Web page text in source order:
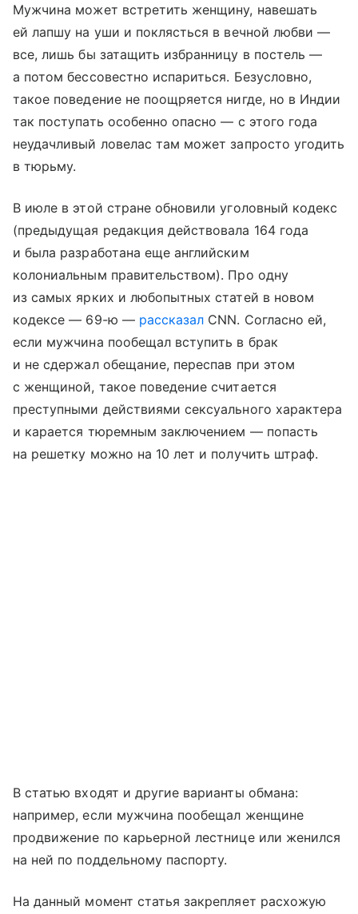
Мужчина может встретить женщину, навешать
ей лапшу на уши и поклясться в вечной любви —
все, лишь бы затащить избранницу в постель —
а потом бессовестно испариться. Безусловно,
такое поведение не поощряется нигде, но в Индии
так поступать особенно опасно — с этого года
неудачливый ловелас там может запросто угодить
в тюрьму.
В июле в этой стране обновили уголовный кодекс
(предыдущая редакция действовала 164 года
и была разработана еще английским
колониальным правительством). Про одну
из самых ярких и любопытных статей в новом
кодексе — 69-ю — рассказал CNN. Согласно ей,
если мужчина пообещал вступить в брак
и не сдержал обещание, переспав при этом
с женщиной, такое поведение считается
преступными действиями сексуального характера
и карается тюремным заключением — попасть
на решетку можно на 10 лет и получить штраф.
В статью входят и другие варианты обмана:
например, если мужчина пообещал женщине
продвижение по карьерной лестнице или женился
на ней по поддельному паспорту.
На данный момент статья закрепляет расхожую